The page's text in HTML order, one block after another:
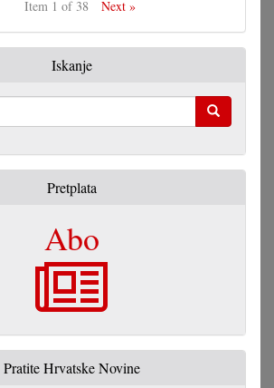
Item 1 of 38 Next »
Iskanje
Pretplata
Abo
Pratite Hrvatske Novine